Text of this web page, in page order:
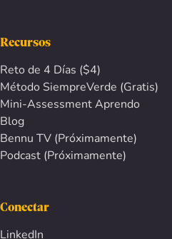
Recursos
Reto de 4 Días ($4)
Método SiempreVerde (Gratis)
Mini-Assessment Aprendo
Blog
Bennu TV (Próximamente)
Podcast (Próximamente)
Conectar
LinkedIn